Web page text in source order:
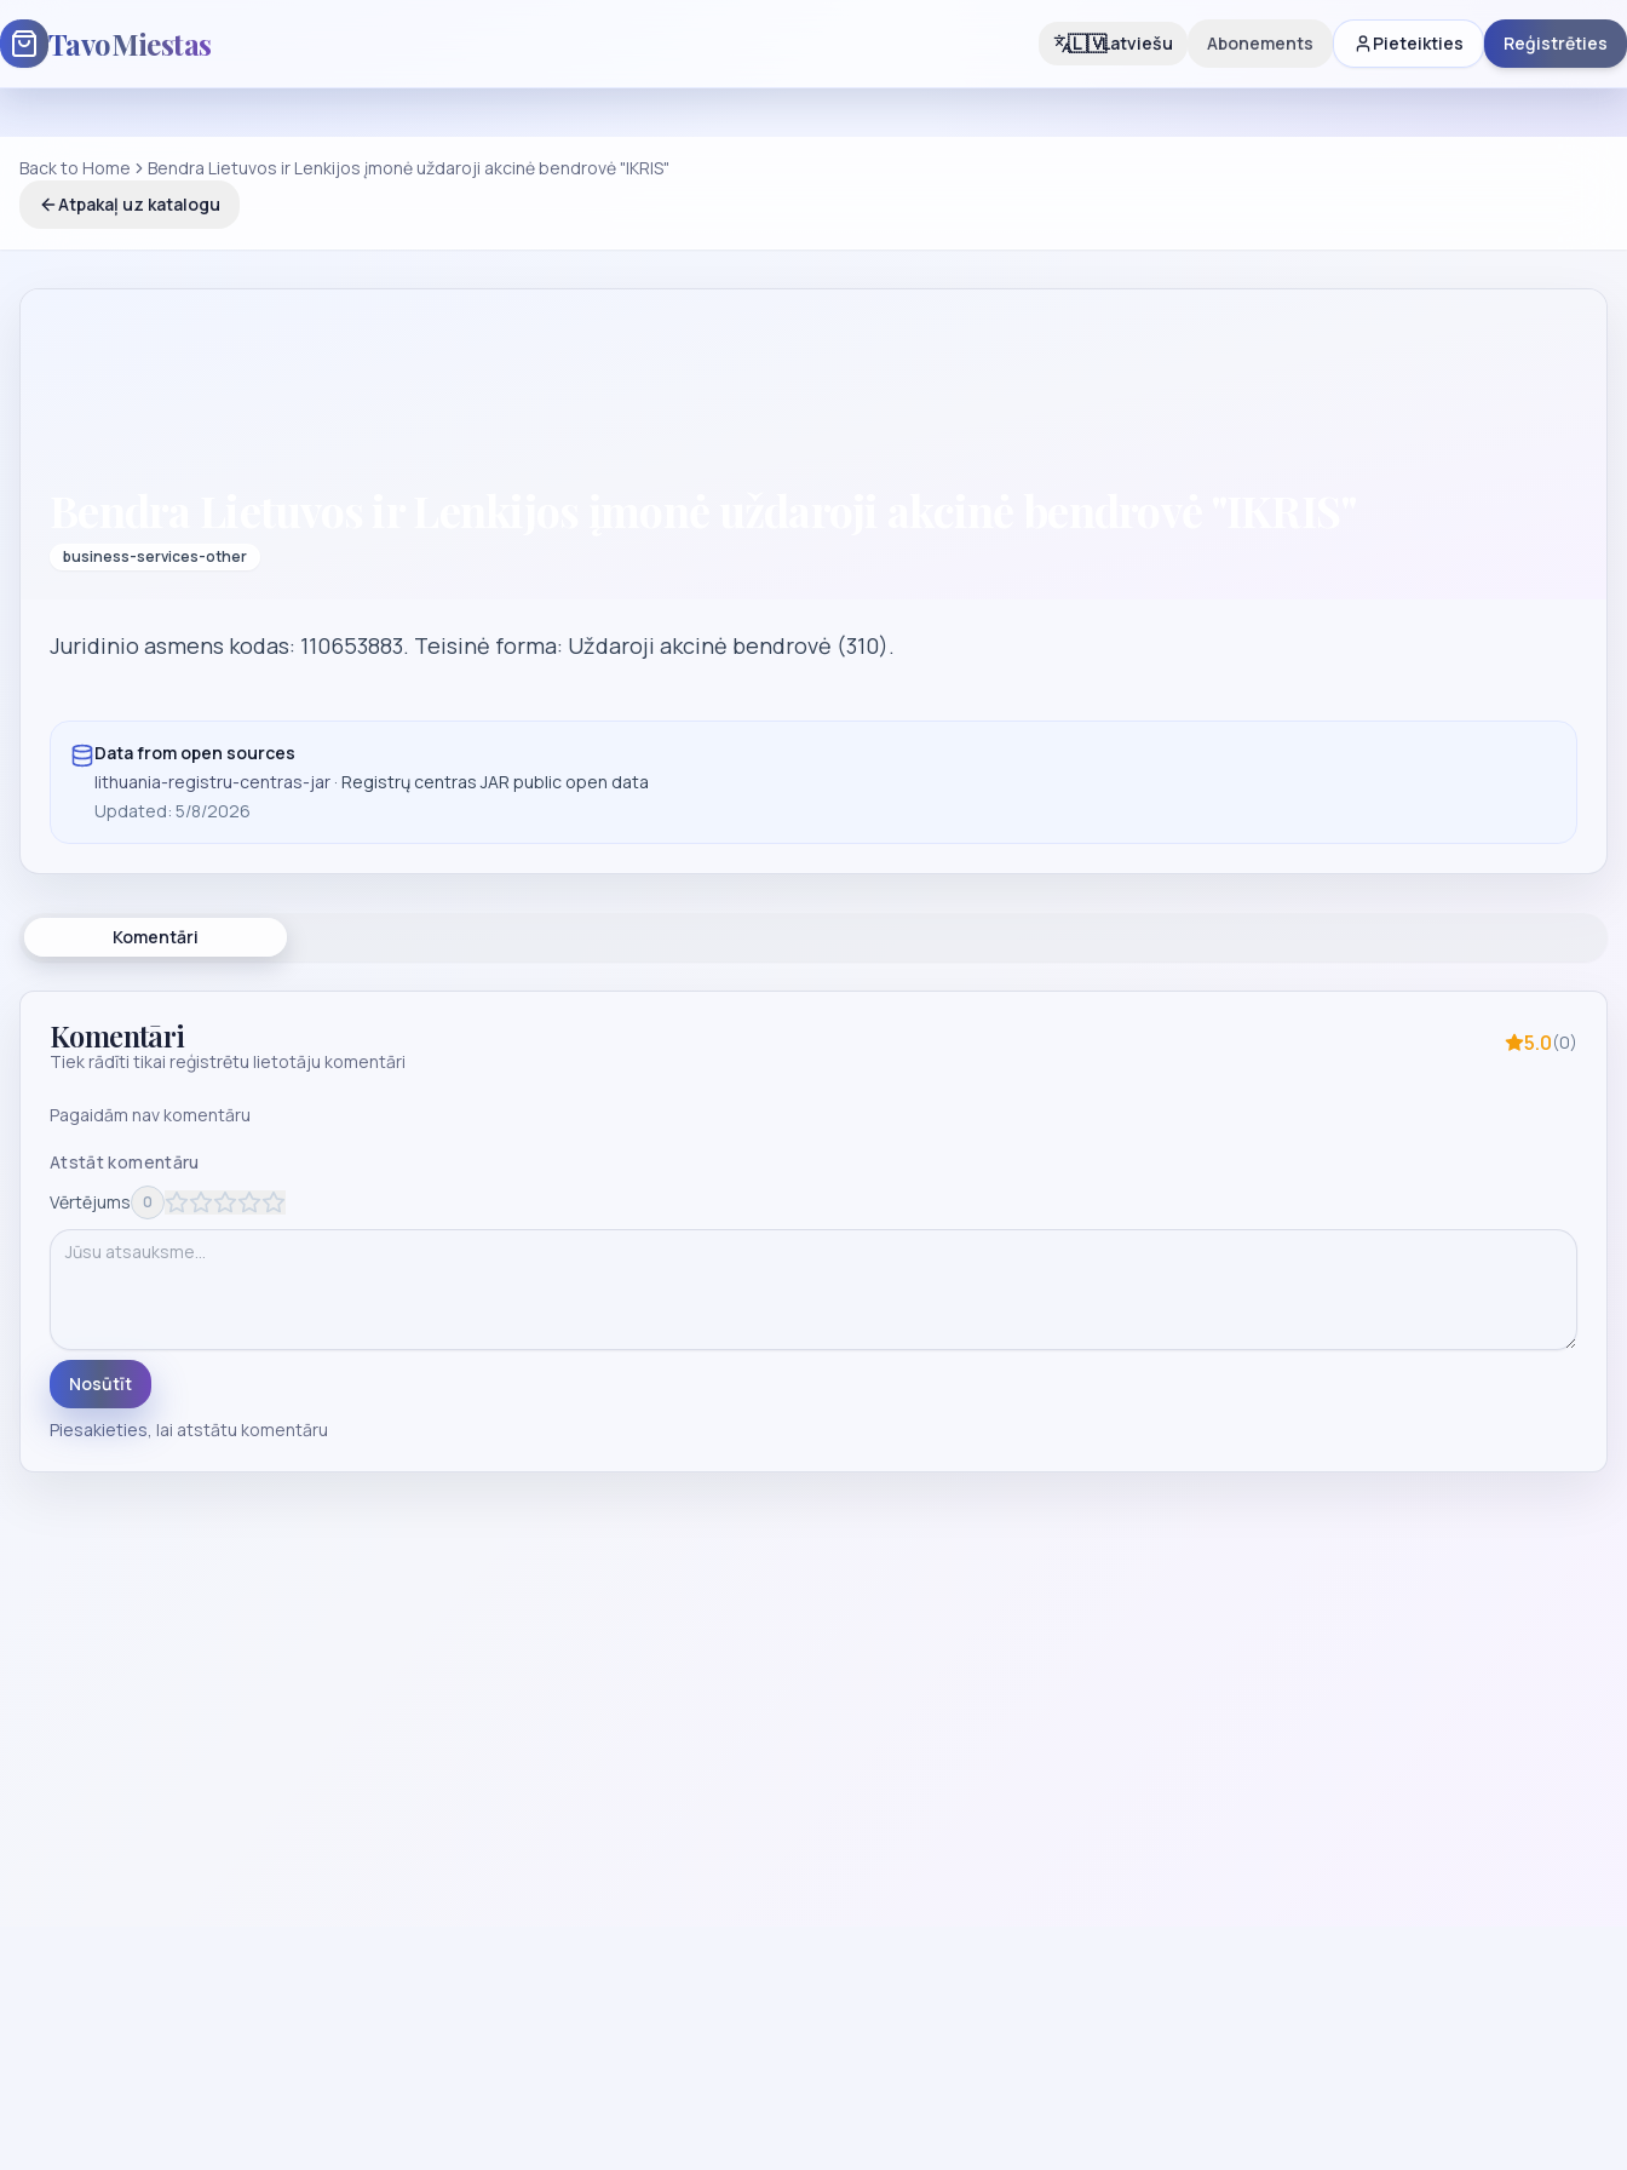
TavoMiestas 🇱🇻Latviešu Abonements Pieteikties Reģistrēties
Back to Home
Bendra Lietuvos ir Lenkijos įmonė uždaroji akcinė bendrovė "IKRIS"
Atpakaļ uz katalogu
business-services-other
Juridinio asmens kodas: 110653883. Teisinė forma: Uždaroji akcinė bendrovė (310).
Data from open sources
lithuania-registru-centras-jar · Registrų centras JAR public open data
Updated: 5/8/2026
Komentāri
Komentāri
Tiek rādīti tikai reģistrētu lietotāju komentāri
5.0(0)
Pagaidām nav komentāru
Atstāt komentāru
Vērtējums
0
Nosūtīt
Piesakieties, lai atstātu komentāru